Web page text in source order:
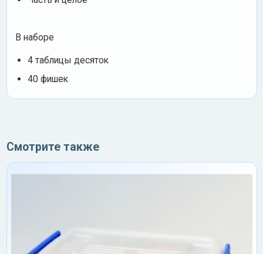
В наборе
4 таблицы десяток
40 фишек
Смотрите также